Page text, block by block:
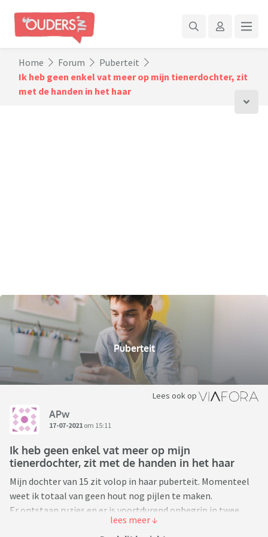
Home Forum
Puberteit
Ik heb geen enkel vat meer op mijn tienerdochter, zit
met de handen in het haar
Puberteit
Lees ook op
APw
17-07-2021 om 15:11
Ik heb geen enkel vat meer op mijn
tienerdochter, zit met de handen in het haar
Mijn dochter van 15 zit volop in haar puberteit. Momenteel
weet ik totaal van geen hout nog pijlen te maken.
Er ontstaan ruzies en er is voortdurend onbegrip in twee